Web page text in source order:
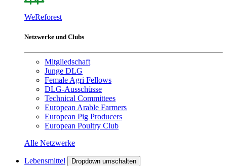
WeReforest
Netzwerke und Clubs
Mitgliedschaft
Junge DLG
Female Agri Fellows
DLG-Ausschüsse
Technical Committees
European Arable Farmers
European Pig Producers
European Poultry Club
Alle Netzwerke
Lebensmittel Dropdown umschalten